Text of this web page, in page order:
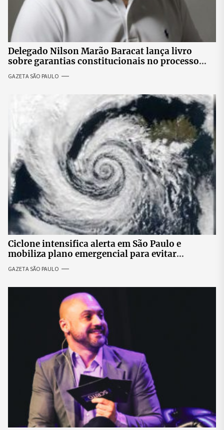
Delegado Nilson Marão Baracat lança livro
sobre garantias constitucionais no processo
penal brasileiro
GAZETA SÃO PAULO
Ciclone intensifica alerta em São Paulo e
mobiliza plano emergencial para evitar
impactos no fornecimento de energia
GAZETA SÃO PAULO